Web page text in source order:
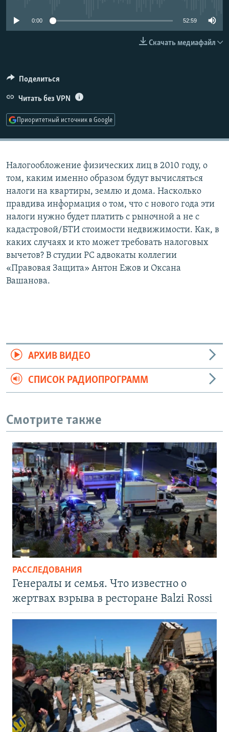
Все сайты РСЕ/РС
0:00 52:59
Скачать медиафайл
Поделиться
Читать без VPN
Приоритетный источник в Google
Налогообложение физических лиц в 2010 году, о
том, каким именно образом будут вычисляться
налоги на квартиры, землю и дома. Насколько
правдива информация о том, что с нового года эти
налоги нужно будет платить с рыночной а не с
кадастровой/БТИ стоимости недвижимости. Как, в
каких случаях и кто может требовать налоговых
вычетов? В студии РС адвокаты коллегии
«Правовая Защита» Антон Ежов и Оксана
Вашанова.
АРХИВ ВИДЕО
СПИСОК РАДИОПРОГРАММ
Смотрите также
РАССЛЕДОВАНИЯ
Генералы и семья. Что известно о
жертвах взрыва в ресторане Balzi Rossi